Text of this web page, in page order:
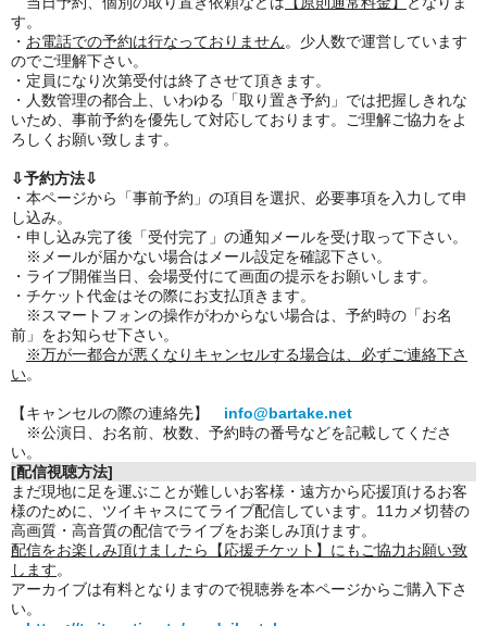
す。
・ お電話での予約は行なっておりません。少人数で運営しています
のでご理解下さい。
・定員になり次第受付は終了させて頂きます。
・人数管理の都合上、いわゆる「取り置き予約」では把握しきれな
いため、事前予約を優先して対応しております。ご理解ご協力をよ
ろしくお願い致します。
⇩予約方法⇩
・本ページから「事前予約」の項目を選択、必要事項を入力して申
し込み。
・申し込み完了後「受付完了」の通知メールを受け取って下さい。
※メールが届かない場合はメール設定を確認下さい。
・ライブ開催当日、会場受付にて画面の提示をお願いします。
・チケット代金はその際にお支払頂きます。
※スマートフォンの操作がわからない場合は、予約時の「お名
前」をお知らせ下さい。
※万が一都合が悪くなりキャンセルする場合は、必ずご連絡下さ
い。
【キャンセルの際の連絡先】 info@bartake.net
※公演日、お名前、枚数、予約時の番号などを記載してくださ
い。
[配信視聴方法]
まだ現地に足を運ぶことが難しいお客様・遠方から応援頂けるお客
様のために、ツイキャスにてライブ配信しています。11カメ切替の
高画質・高音質の配信でライブをお楽しみ頂けます。
配信をお楽しみ頂けましたら【応援チケット】にもご協力お願い致
します。
アーカイブは有料となりますので視聴券を本ページからご購入下さ
い。